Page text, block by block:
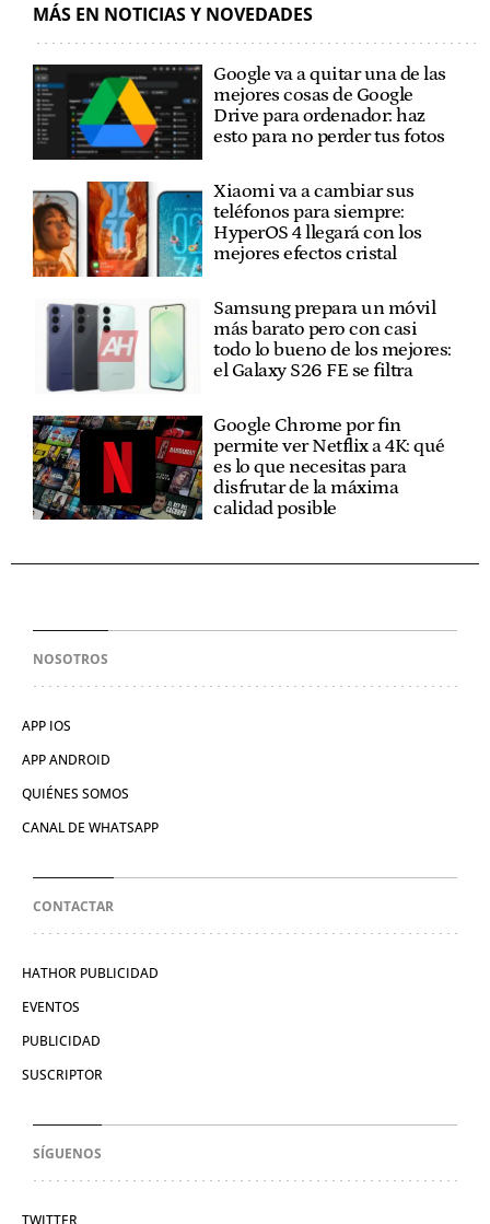
MÁS EN NOTICIAS Y NOVEDADES
Google va a quitar una de las
mejores cosas de Google
Drive para ordenador: haz
esto para no perder tus fotos
Xiaomi va a cambiar sus
teléfonos para siempre:
HyperOS 4 llegará con los
mejores efectos cristal
Samsung prepara un móvil
más barato pero con casi
todo lo bueno de los mejores:
el Galaxy S26 FE se filtra
Google Chrome por fin
permite ver Netflix a 4K: qué
es lo que necesitas para
disfrutar de la máxima
calidad posible
NOSOTROS
APP IOS
APP ANDROID
QUIÉNES SOMOS
CANAL DE WHATSAPP
CONTACTAR
HATHOR PUBLICIDAD
EVENTOS
PUBLICIDAD
SUSCRIPTOR
SÍGUENOS